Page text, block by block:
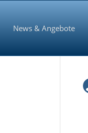
News & Angebote